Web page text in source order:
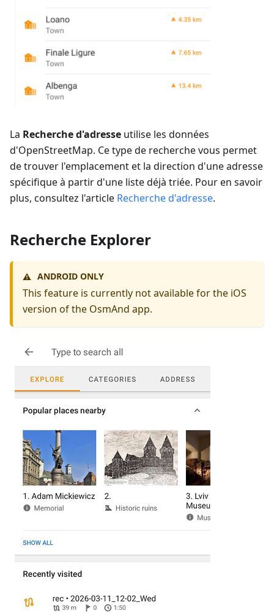
La Recherche d'adresse utilise les données
d'OpenStreetMap. Ce type de recherche vous permet
de trouver l'emplacement et la direction d'une adresse
spécifique à partir d'une liste déjà triée. Pour en savoir
plus, consultez l'article Recherche d'adresse.
Recherche Explorer
⚠️ ANDROID ONLY
This feature is currently not available for the iOS
version of the OsmAnd app.